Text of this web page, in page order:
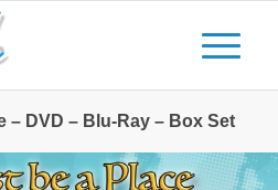
– DVD – Blu-Ray – Box Set